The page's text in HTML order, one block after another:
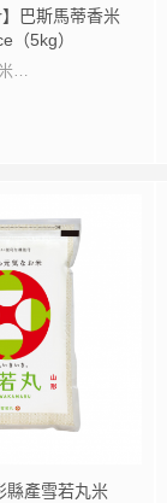
】巴斯馬蒂香米
（5kg）
縣產雪若丸米